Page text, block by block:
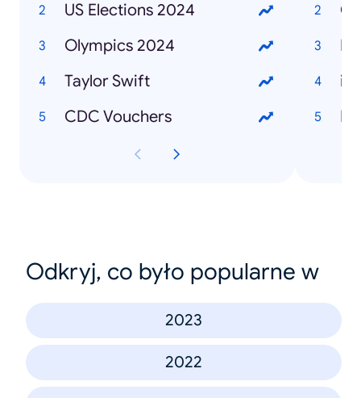
US Elections 2024
Olympics 2024
Taylor Swift
CDC Vouchers
Odkryj, co było popularne w
2023
2022